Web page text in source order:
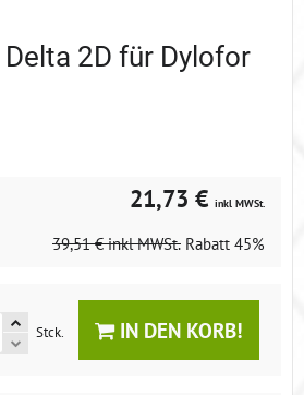
2D für Dylofor
21,73 € inkl MWSt.
39,51 € inkl MWSt. Rabatt 45%
Stck. IN DEN KORB!